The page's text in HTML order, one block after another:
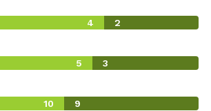
4 2
5 3
10 9